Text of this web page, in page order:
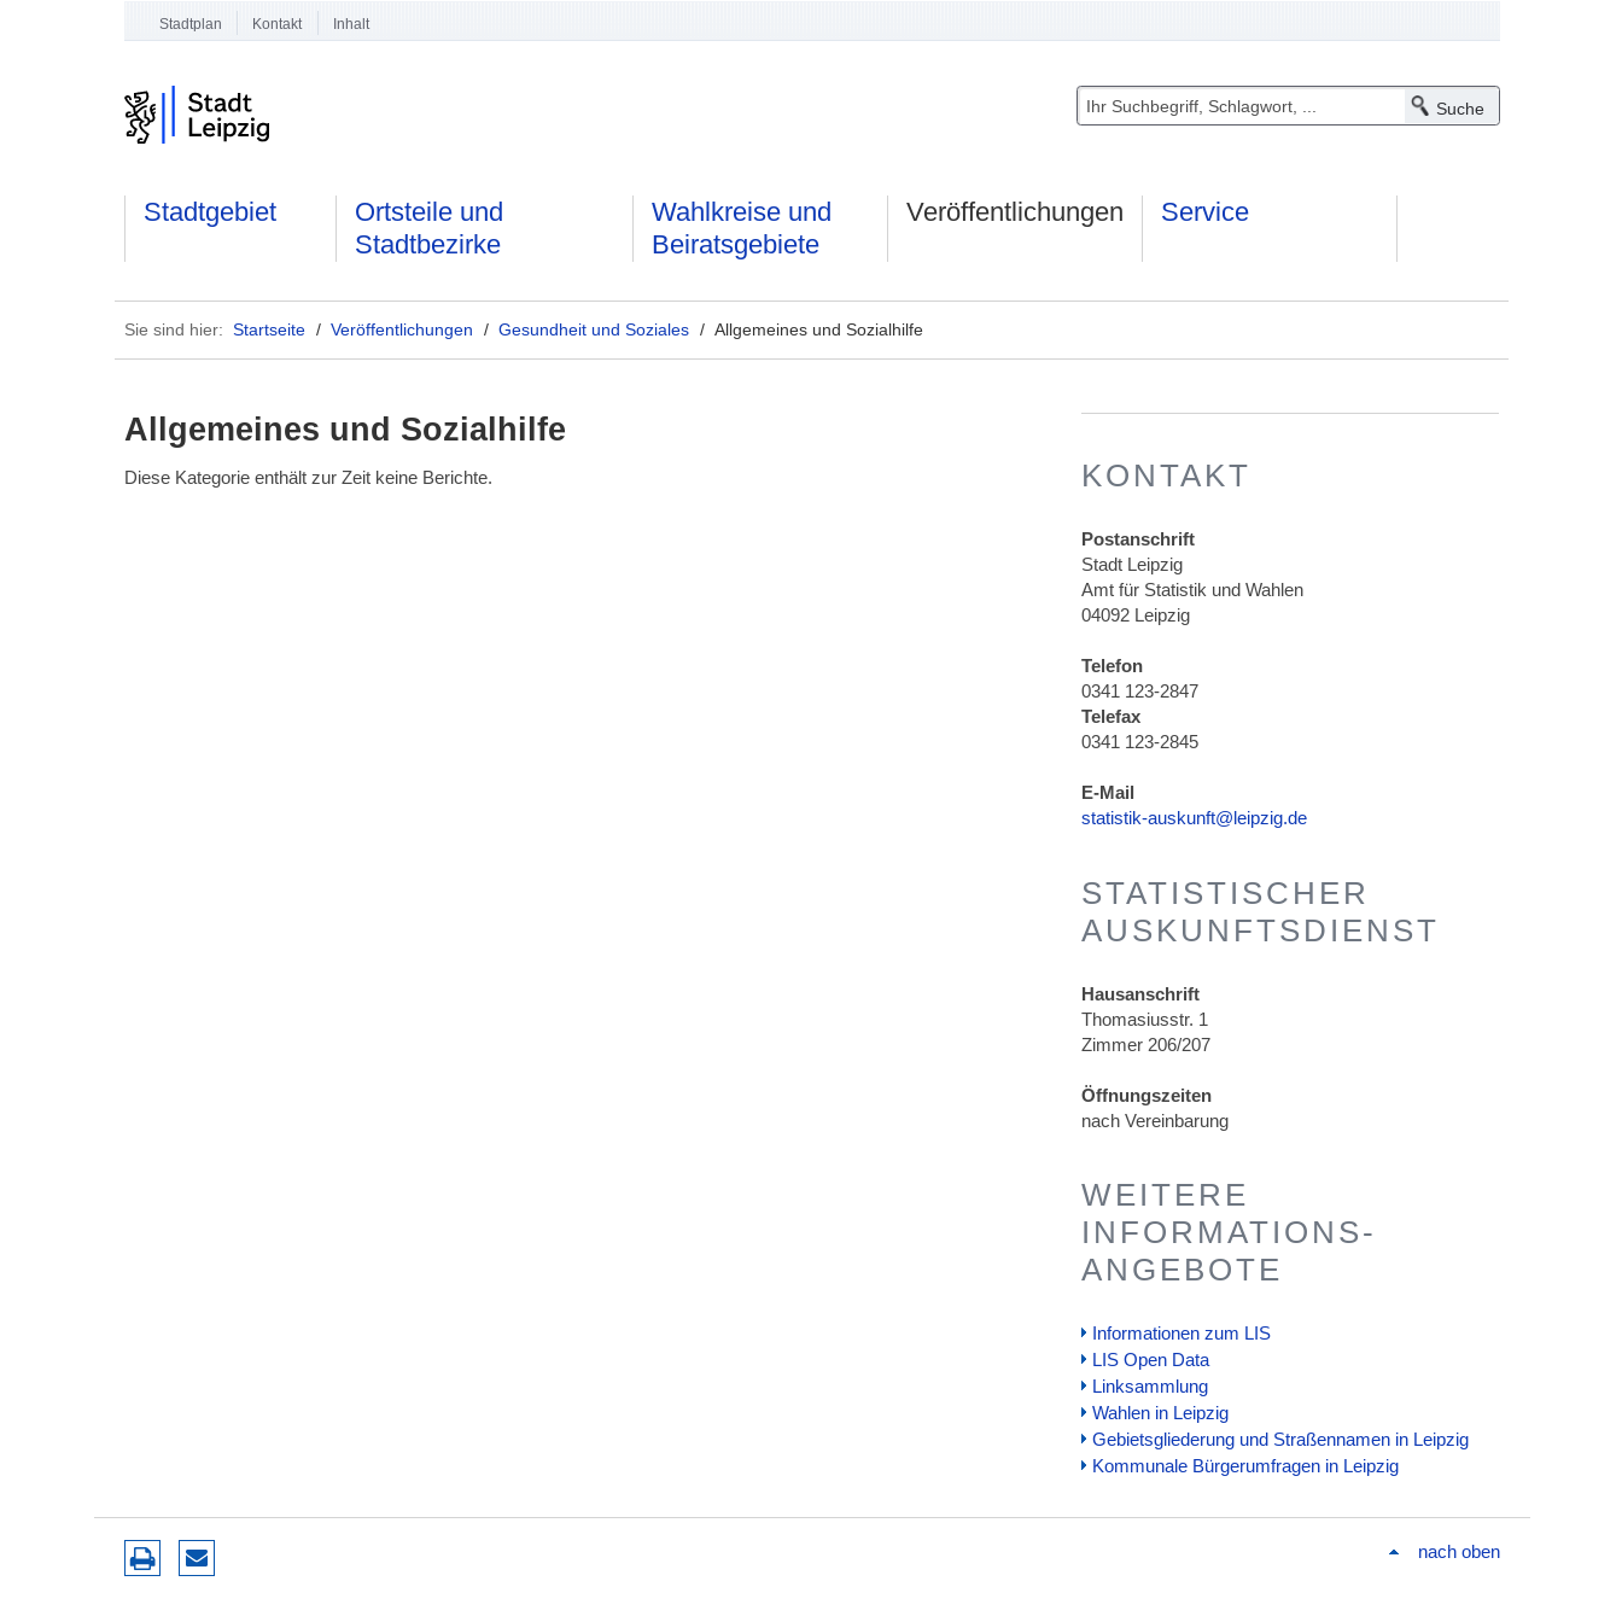
Stadtplan Kontakt Inhalt
Stadtgebiet
Ortsteile und
Stadtbezirke
Wahlkreise und
Beiratsgebiete
Veröffentlichungen Service
Sie sind hier: Startseite /Veröffentlichungen / Gesundheit und Soziales / Allgemeines und Sozialhilfe
Allgemeines und Sozialhilfe
Diese Kategorie enthält zur Zeit keine Berichte. KONTAKT
Postanschrift
Stadt Leipzig
Amt für Statistik und Wahlen
04092 Leipzig
Telefon
0341 123-2847
Telefax
0341 123-2845
E-Mail
statistik-auskunft@leipzig.de
STATISTISCHER
AUSKUNFTSDIENST
Hausanschrift
Thomasiusstr. 1
Zimmer 206/207
Öffnungszeiten
nach Vereinbarung
WEITERE
INFORMATIONS-
ANGEBOTE
Informationen zum LIS
LIS Open Data
Linksammlung
Wahlen in Leipzig
Gebietsgliederung und Straßennamen in Leipzig
Kommunale Bürgerumfragen in Leipzig
nach oben